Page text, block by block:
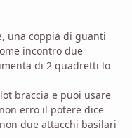
una coppia di guanti
incontro due
di 2 quadretti lo
braccia e puoi usare
erro il potere dice
due attacchi basilari